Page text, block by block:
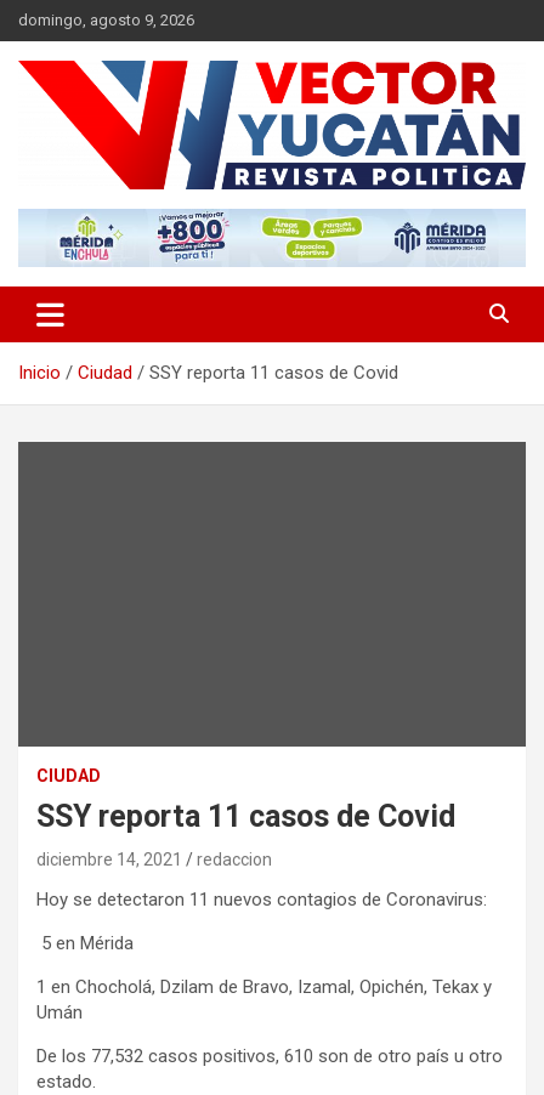
Saltar
al
contenido
domingo, agosto 9, 2026
Vector Yucatán
Inicio Ciudad SSY reporta 11 casos de Covid
CIUDAD
SSY reporta 11 casos de Covid
diciembre 14, 2021 redaccion
Hoy se detectaron 11 nuevos contagios de Coronavirus:
5 en Mérida
1 en Chocholá, Dzilam de Bravo, Izamal, Opichén, Tekax y
Umán
De los 77,532 casos positivos, 610 son de otro país u otro
estado.